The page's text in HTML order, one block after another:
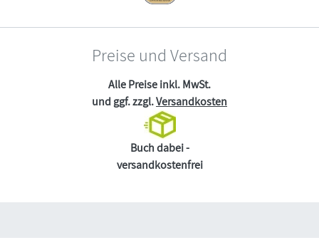
Preise und Versand
Alle Preise inkl. MwSt.
und ggf. zzgl.Versandkosten
Buch dabei -
versandkostenfrei